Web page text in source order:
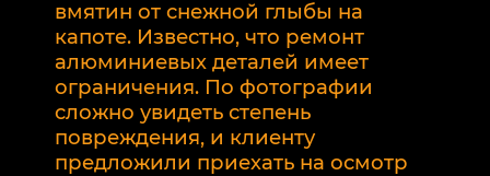
вмятин от снежной глыбы на
капоте. Известно, что ремонт
алюминиевых деталей имеет
ограничения. По фотографии
сложно увидеть степень
повреждения, и клиенту
предложили приехать на осмотр